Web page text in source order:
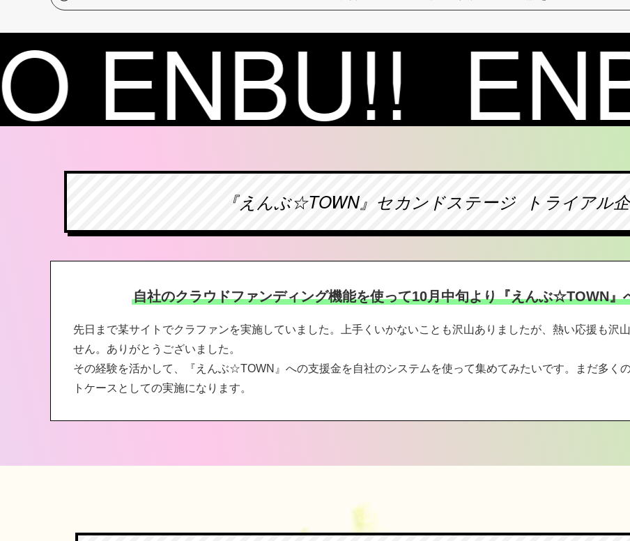
『えんぶ☆TOWN』セカンドステージ トライアル
自社のクラウドファンディング機能を使って10月中旬より『えんぶ☆TOWN』
先日まで某サイトでクラファンを実施していました。上手くいかないことも沢山ありましたが、熱い応援も沢
せん。ありがとうございました。
その経験を活かして、『えんぶ☆TOWN』への支援金を自社のシステムを使って集めてみたいです。まだ多く
トケースとしての実施になります。